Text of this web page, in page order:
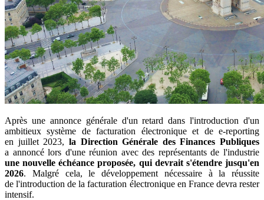
Après une annonce générale d'un retard dans l'introduction d'un
ambitieux système de facturation électronique et de e-reporting
en juillet 2023, la Direction Générale des Finances Publiques
a annoncé lors d'une réunion avec des représentants de l'industrie
une nouvelle échéance proposée, qui devrait s'étendre jusqu'en
2026. Malgré cela, le développement nécessaire à la réussite
de l'introduction de la facturation électronique en France devra rester
intensif.